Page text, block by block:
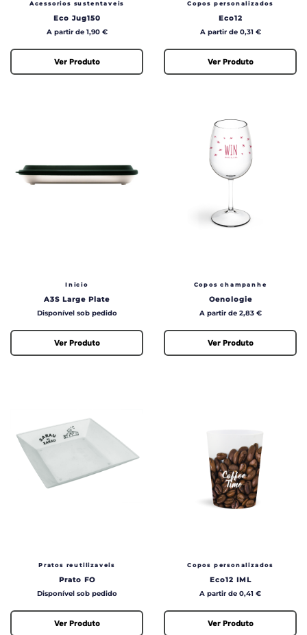
Acessorios sustentaveis
Eco Jug150
Preço
A partir de 1,90 €
Ver Produto
Copos personalizados
Eco12
Preço
A partir de 0,31 €
Ver Produto
Inicio
A3S Large Plate
Preço
Disponível sob pedido
Ver Produto
Copos champanhe
Oenologie
Preço
A partir de 2,83 €
Ver Produto
Pratos reutilizaveis
Prato FO
Preço
Disponível sob pedido
Ver Produto
Copos personalizados
Eco12 IML
Preço
A partir de 0,41 €
Ver Produto